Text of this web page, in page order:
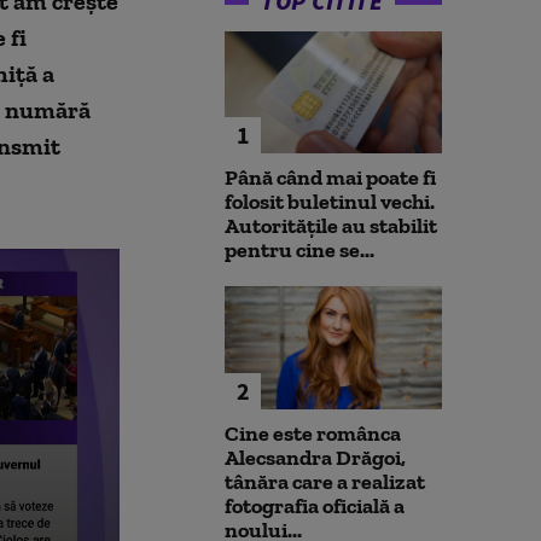
fi
a
numără
1
Până când mai poate fi
folosit buletinul vechi.
Autoritățile au stabilit
pentru cine se...
2
Cine este românca
Alecsandra Drăgoi,
tânăra care a realizat
fotografia oficială a
noului...